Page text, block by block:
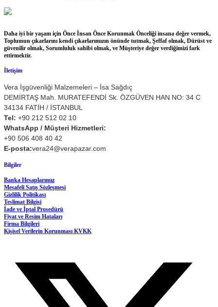
Daha iyi bir yaşam için Önce İnsan Önce Korunmak Önceliği insana değer vermek,
Toplumun çıkarlarını kendi çıkarlarımızın önünde tutmak, Şeffaf olmak, Dürüst ve
güvenilir olmak, Sorumluluk sahibi olmak, ve Müşteriye değer verdiğimizi fark
ettirmektir.
İletişim
Vera İşgüvenliği Malzemeleri – İsa Sağdıç
DEMİRTAŞ Mah. MURATEFENDİ Sk. ÖZGÜVEN HAN NO: 34 C
34134 FATİH / İSTANBUL
Tel: +90 212 512 02 10
WhatsApp / Müşteri Hizmetleri:
+90 506 408 40 42
E-posta:vera24@verapazar.com
Bilgiler
Banka Hesaplarımız
Mesafeli Satış Sözleşmesi
Gizlilik Politikası
Teslimat Bilgisi
İade ve İptal Prosedürü
Fiyat ve Resim Hataları
Firma Bilgileri
Kişisel Verilerin Korunması KVKK